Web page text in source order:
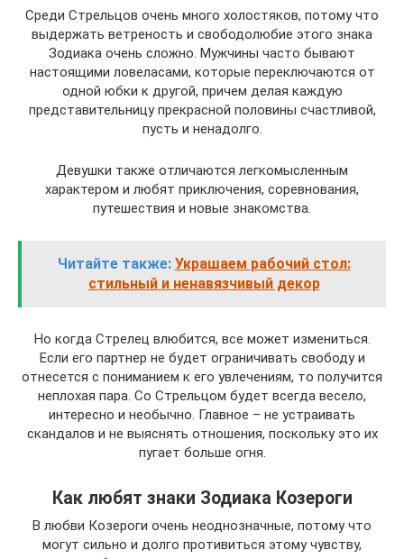
Среди Стрельцов очень много холостяков, потому что
выдержать ветреность и свободолюбие этого знака
Зодиака очень сложно. Мужчины часто бывают
настоящими ловеласами, которые переключаются от
одной юбки к другой, причем делая каждую
представительницу прекрасной половины счастливой,
пусть и ненадолго.
Девушки также отличаются легкомысленным
характером и любят приключения, соревнования,
путешествия и новые знакомства.
Читайте также: Украшаем рабочий стол:
стильный и ненавязчивый декор
Но когда Стрелец влюбится, все может измениться.
Если его партнер не будет ограничивать свободу и
отнесется с пониманием к его увлечениям, то получится
неплохая пара. Со Стрельцом будет всегда весело,
интересно и необычно. Главное – не устраивать
скандалов и не выяснять отношения, поскольку это их
пугает больше огня.
Как любят знаки Зодиака Козероги
В любви Козероги очень неоднозначные, потому что
могут сильно и долго противиться этому чувству,